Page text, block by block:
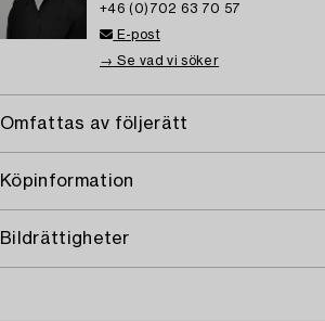
+46 (0)702 63 70 57
E-post
→ Se vad vi söker
Omfattas av följerätt
Köpinformation
Bildrättigheter